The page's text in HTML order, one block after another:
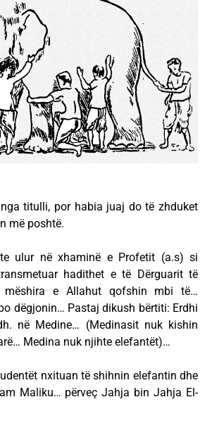
titulli, por habia juaj do të zhduket
më poshtë.
ulur në xhaminë e Profetit (a.s) si
hadithet e të Dërguarit të
e Allahut qofshin mbi të…
dëgjonin… Pastaj dikush bërtiti: Erdhi
në Medine… (Medinasit nuk kishin
Medina nuk njihte elefantët)…
nxituan të shihnin elefantin dhe
Maliku… përveç Jahja bin Jahja El-